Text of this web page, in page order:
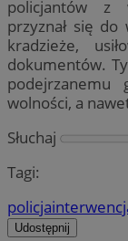
policjantów z
przyznał się do
kradzieże,
dokumentów.
podejrzanemu
wolności, a
Słuchaj
Tagi:
policja
Udostępnij